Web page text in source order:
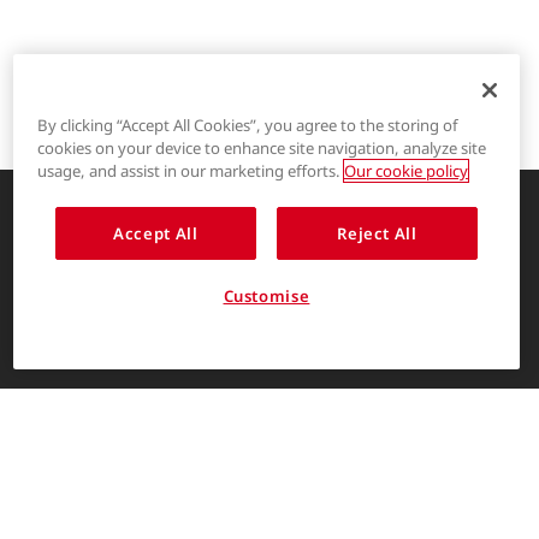
LYCRA®
创新的服装解决方案，让生活更精彩
By clicking “Accept All Cookies”, you agree to the storing of
cookies on your device to enhance site navigation, analyze site
usage, and assist in our marketing efforts. Our cookie policy
Accept All Reject All
Customise